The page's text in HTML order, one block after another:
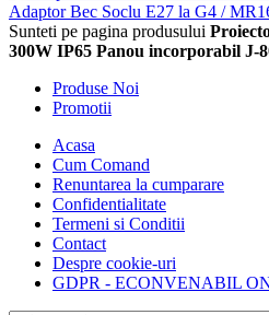
Adaptor Bec Soclu E27 la G4 /
Sunteti pe pagina produsului
300W IP65 Panou incorporabil J-
Produse Noi
Promotii
Acasa
Cum Comand
Renuntarea la cumparare
Confidentialitate
Termeni si Conditii
Contact
Despre cookie-uri
GDPR - ECONVENABIL